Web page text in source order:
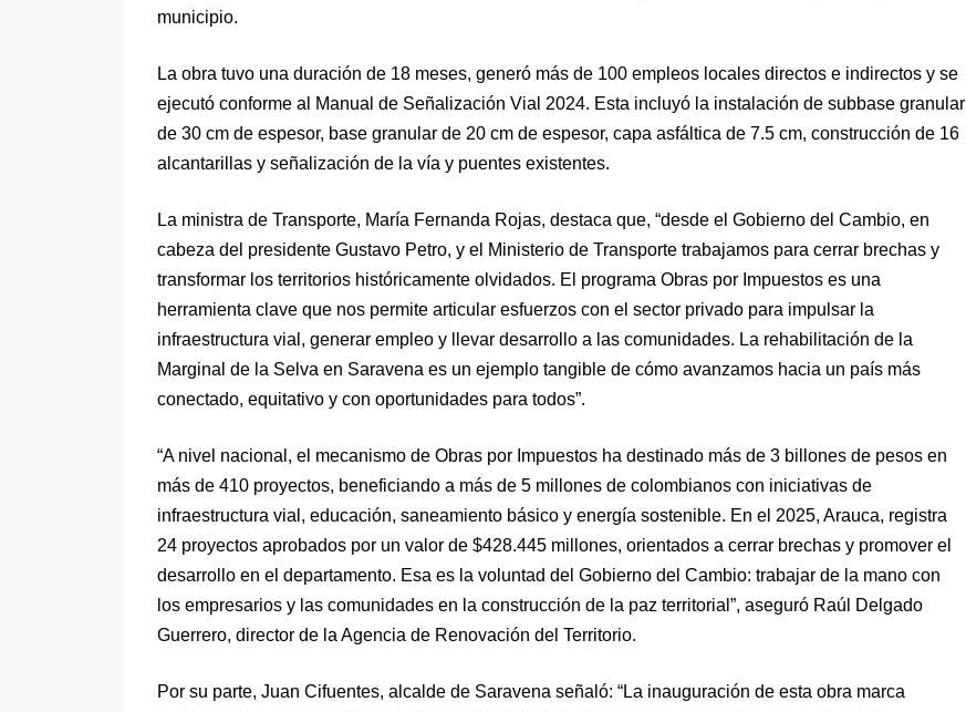
municipio.
La obra tuvo una duración de 18 meses, generó más de 100 empleos locales directos e indirectos y se
ejecutó conforme al Manual de Señalización Vial 2024. Esta incluyó la instalación de subbase granular
de 30 cm de espesor, base granular de 20 cm de espesor, capa asfáltica de 7.5 cm, construcción de 16
alcantarillas y señalización de la vía y puentes existentes.
La ministra de Transporte, María Fernanda Rojas, destaca que, “desde el Gobierno del Cambio, en
cabeza del presidente Gustavo Petro, y el Ministerio de Transporte trabajamos para cerrar brechas y
transformar los territorios históricamente olvidados. El programa Obras por Impuestos es una
herramienta clave que nos permite articular esfuerzos con el sector privado para impulsar la
infraestructura vial, generar empleo y llevar desarrollo a las comunidades. La rehabilitación de la
Marginal de la Selva en Saravena es un ejemplo tangible de cómo avanzamos hacia un país más
conectado, equitativo y con oportunidades para todos”.
“A nivel nacional, el mecanismo de Obras por Impuestos ha destinado más de 3 billones de pesos en
más de 410 proyectos, beneficiando a más de 5 millones de colombianos con iniciativas de
infraestructura vial, educación, saneamiento básico y energía sostenible. En el 2025, Arauca, registra
24 proyectos aprobados por un valor de $428.445 millones, orientados a cerrar brechas y promover el
desarrollo en el departamento. Esa es la voluntad del Gobierno del Cambio: trabajar de la mano con
los empresarios y las comunidades en la construcción de la paz territorial”, aseguró Raúl Delgado
Guerrero, director de la Agencia de Renovación del Territorio.
Por su parte, Juan Cifuentes, alcalde de Saravena señaló: “La inauguración de esta obra marca